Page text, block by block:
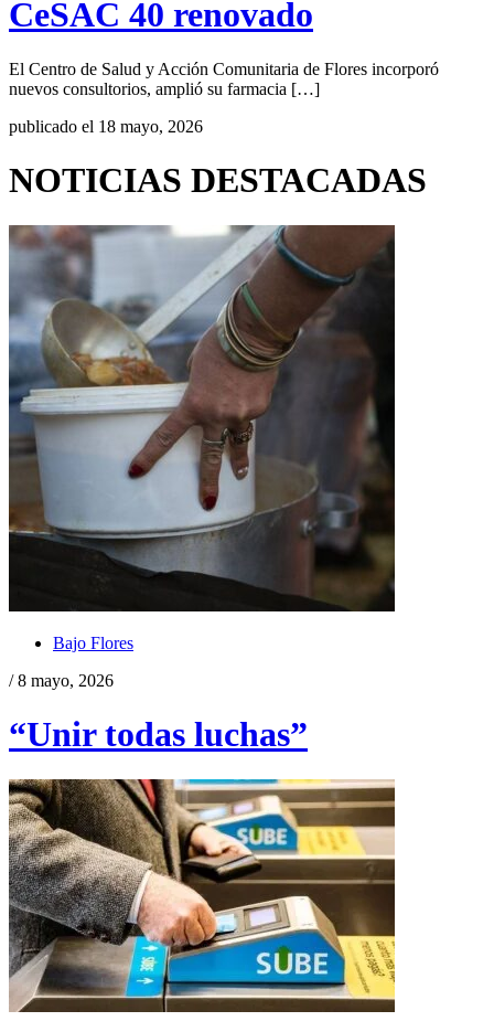
CeSAC 40 renovado
El Centro de Salud y Acción Comunitaria de Flores incorporó
nuevos consultorios, amplió su farmacia […]
publicado el 18 mayo, 2026
NOTICIAS DESTACADAS
Bajo Flores
/ 8 mayo, 2026
“Unir todas luchas”